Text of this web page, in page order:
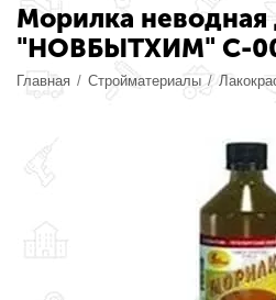
Морилка неводная
"НОВБЫТХИМ" С-
Главная / Стройматериалы /